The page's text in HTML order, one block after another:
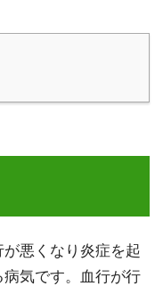
悪くなり炎症を起
気です。血行が行